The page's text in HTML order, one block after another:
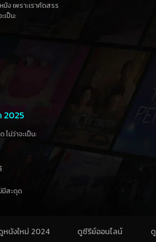
ง เพราะเราคัดสรร
เป็น:
2025
ม่ว่าจะเป็น:
มีสะดุด
หนังใหม่ 2024 ดูซีรีย์ออนไลน์